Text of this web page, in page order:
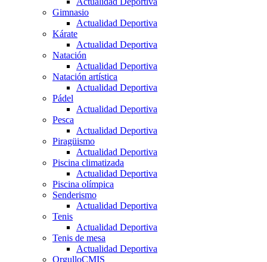
Gimnasio
Actualidad Deportiva
Kárate
Actualidad Deportiva
Natación
Actualidad Deportiva
Natación artística
Actualidad Deportiva
Pádel
Actualidad Deportiva
Pesca
Actualidad Deportiva
Piragüismo
Actualidad Deportiva
Piscina climatizada
Actualidad Deportiva
Piscina olímpica
Senderismo
Actualidad Deportiva
Tenis
Actualidad Deportiva
Tenis de mesa
Actualidad Deportiva
OrgulloCMIS